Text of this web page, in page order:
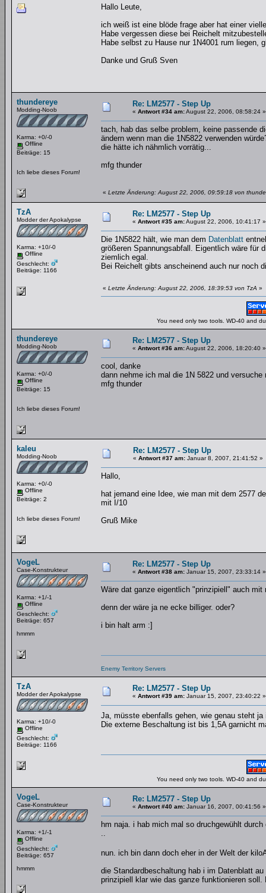
Hallo Leute,
ich weiß ist eine blöde frage aber hat einer
Habe vergessen diese bei Reichelt
Habe selbst zu Hause nur 1N4001 rum liegen,
Danke und Gruß Sven
thundereye
Modding-Noob
Karma: +0/-0
Offline
Beiträge: 15
Ich liebe dieses Forum!
Re: LM2577 - Step Up
« Antwort #34 am:August 22, 2006, 08:58:24 »
tach, hab das selbe problem, keine passende
ändern wenn man die 1N5822 verwenden
die hätte ich nähmlich vorrätig...
mfg thunder
« Letzte Änderung: August 22, 2006, 09:59:18 von
TzA
Modder der Apokalypse
Karma: +10/-0
Offline
Geschlecht:
Beiträge: 1166
Re: LM2577 - Step Up
« Antwort #35 am:August 22, 2006, 10:41:17 »
Die 1N5822 hält, wie man dem Datenblatt
größeren Spannungsabfall. Eigentlich wäre für
ziemlich egal.
Bei Reichelt gibts anscheinend auch nur noch
« Letzte Änderung: August 22, 2006, 18:39:53 von TzA »
You need only two tools. WD-40 and
thundereye
Modding-Noob
Karma: +0/-0
Offline
Beiträge: 15
Ich liebe dieses Forum!
Re: LM2577 - Step Up
« Antwort #36 am:August 22, 2006, 18:20:40 »
cool, danke
dann nehme ich mal die 1N 5822 und versuche
mfg thunder
kaleu
Modding-Noob
Karma: +0/-0
Offline
Beiträge: 2
Ich liebe dieses Forum!
Re: LM2577 - Step Up
« Antwort #37 am: Januar 8, 2007, 21:41:52 »
Hallo,
hat jemand eine Idee, wie man mit dem 2577
mit I/10
Gruß Mike
VogeL
Case-Konstrukteur
Karma: +1/-1
Offline
Geschlecht:
Beiträge: 657
hmmm
Re: LM2577 - Step Up
« Antwort #38 am: Januar 15, 2007, 23:33:14 »
Wäre dat ganze eigentlich "prinzipiell" auch mit
denn der wäre ja ne ecke billiger. oder?
i bin halt arm :]
Enemy Territory Servers
TzA
Modder der Apokalypse
Karma: +10/-0
Offline
Geschlecht:
Beiträge: 1166
Re: LM2577 - Step Up
« Antwort #39 am: Januar 15, 2007, 23:40:22 »
Ja, müsste ebenfalls gehen, wie genau steht
Die externe Beschaltung ist bis 1,5A garnicht
You need only two tools. WD-40 and
VogeL
Case-Konstrukteur
Karma: +1/-1
Offline
Geschlecht:
Beiträge: 657
hmmm
Re: LM2577 - Step Up
« Antwort #40 am: Januar 16, 2007, 00:41:56 »
hm naja. i hab mich mal so druchgewühlt
..
nun. ich bin dann doch eher in der Welt der
die Standardbeschaltung hab i im Datenblatt
prinzipiell klar wie das ganze funktionieren